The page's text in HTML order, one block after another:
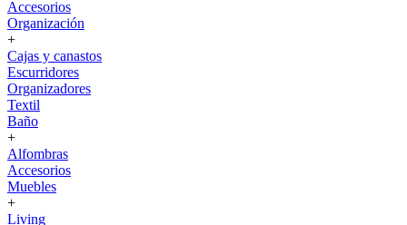
Accesorios
Organización
+
Cajas y canastos
Escurridores
Organizadores
Textil
Baño
+
Alfombras
Accesorios
Muebles
+
Living